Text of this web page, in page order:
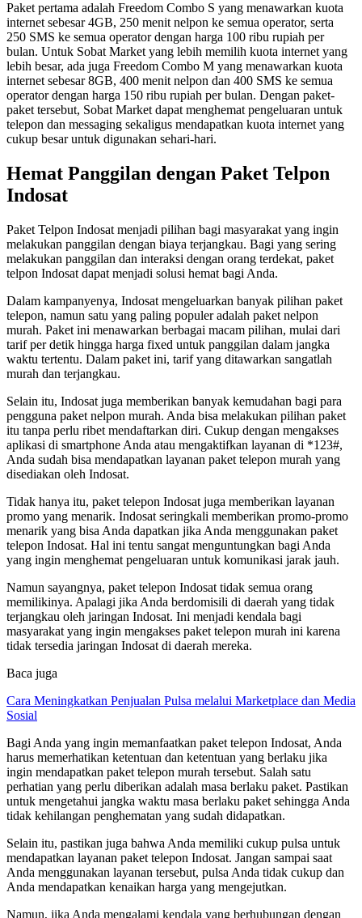
Paket pertama adalah Freedom Combo S yang menawarkan kuota
internet sebesar 4GB, 250 menit nelpon ke semua operator, serta
250 SMS ke semua operator dengan harga 100 ribu rupiah per
bulan. Untuk Sobat Market yang lebih memilih kuota internet yang
lebih besar, ada juga Freedom Combo M yang menawarkan kuota
internet sebesar 8GB, 400 menit nelpon dan 400 SMS ke semua
operator dengan harga 150 ribu rupiah per bulan. Dengan paket-
paket tersebut, Sobat Market dapat menghemat pengeluaran untuk
telepon dan messaging sekaligus mendapatkan kuota internet yang
cukup besar untuk digunakan sehari-hari.
Hemat Panggilan dengan Paket Telpon
Indosat
Paket Telpon Indosat menjadi pilihan bagi masyarakat yang ingin
melakukan panggilan dengan biaya terjangkau. Bagi yang sering
melakukan panggilan dan interaksi dengan orang terdekat, paket
telpon Indosat dapat menjadi solusi hemat bagi Anda.
Dalam kampanyenya, Indosat mengeluarkan banyak pilihan paket
telepon, namun satu yang paling populer adalah paket nelpon
murah. Paket ini menawarkan berbagai macam pilihan, mulai dari
tarif per detik hingga harga fixed untuk panggilan dalam jangka
waktu tertentu. Dalam paket ini, tarif yang ditawarkan sangatlah
murah dan terjangkau.
Selain itu, Indosat juga memberikan banyak kemudahan bagi para
pengguna paket nelpon murah. Anda bisa melakukan pilihan paket
itu tanpa perlu ribet mendaftarkan diri. Cukup dengan mengakses
aplikasi di smartphone Anda atau mengaktifkan layanan di *123#,
Anda sudah bisa mendapatkan layanan paket telepon murah yang
disediakan oleh Indosat.
Tidak hanya itu, paket telepon Indosat juga memberikan layanan
promo yang menarik. Indosat seringkali memberikan promo-promo
menarik yang bisa Anda dapatkan jika Anda menggunakan paket
telepon Indosat. Hal ini tentu sangat menguntungkan bagi Anda
yang ingin menghemat pengeluaran untuk komunikasi jarak jauh.
Namun sayangnya, paket telepon Indosat tidak semua orang
memilikinya. Apalagi jika Anda berdomisili di daerah yang tidak
terjangkau oleh jaringan Indosat. Ini menjadi kendala bagi
masyarakat yang ingin mengakses paket telepon murah ini karena
tidak tersedia jaringan Indosat di daerah mereka.
Baca juga
Cara Meningkatkan Penjualan Pulsa melalui Marketplace dan Media
Sosial
Bagi Anda yang ingin memanfaatkan paket telepon Indosat, Anda
harus memerhatikan ketentuan dan ketentuan yang berlaku jika
ingin mendapatkan paket telepon murah tersebut. Salah satu
perhatian yang perlu diberikan adalah masa berlaku paket. Pastikan
untuk mengetahui jangka waktu masa berlaku paket sehingga Anda
tidak kehilangan penghematan yang sudah didapatkan.
Selain itu, pastikan juga bahwa Anda memiliki cukup pulsa untuk
mendapatkan layanan paket telepon Indosat. Jangan sampai saat
Anda menggunakan layanan tersebut, pulsa Anda tidak cukup dan
Anda mendapatkan kenaikan harga yang mengejutkan.
Namun, jika Anda mengalami kendala yang berhubungan dengan